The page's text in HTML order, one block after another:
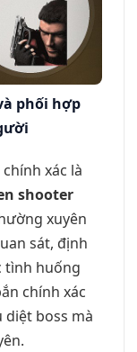
phối hợp
xác là
shooter
xuyên
sát, định
tình huống
chính xác
boss mà